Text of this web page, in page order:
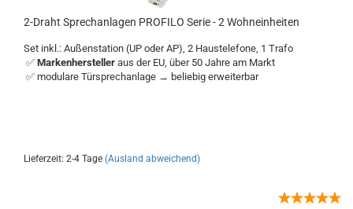
2-Draht Sprechanlagen PROFILO Serie - 2 Wohneinheiten
Set inkl.: Außenstation (UP oder AP), 2 Haustelefone, 1 Trafo
✅ Markenhersteller aus der EU, über 50 Jahre am Markt
✅ modulare Türsprechanlage → beliebig erweiterbar
Lieferzeit: 2-4 Tage (Ausland abweichend)